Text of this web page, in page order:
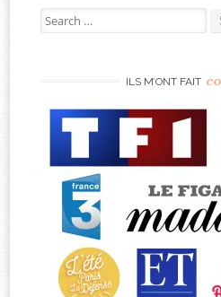
Search
for:
ILS M’ONT FAIT